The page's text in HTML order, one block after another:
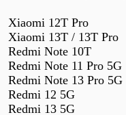
Xiaomi 12T Pro
Xiaomi 13T / 13T Pro
Redmi Note 10T
Redmi Note 11 Pro 5G
Redmi Note 13 Pro 5G
Redmi 12 5G
Redmi 13 5G